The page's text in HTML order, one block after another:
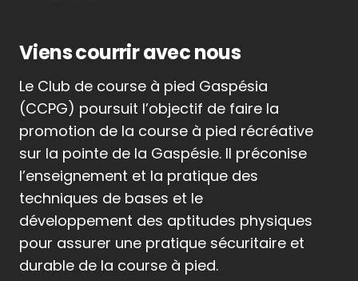
Viens courrir avec nous
Le Club de course à pied Gaspésia
(CCPG) poursuit l’objectif de faire la
promotion de la course à pied récréative
sur la pointe de la Gaspésie. Il préconise
l’enseignement et la pratique des
techniques de bases et le
développement des aptitudes physiques
pour assurer une pratique sécuritaire et
durable de la course à pied.